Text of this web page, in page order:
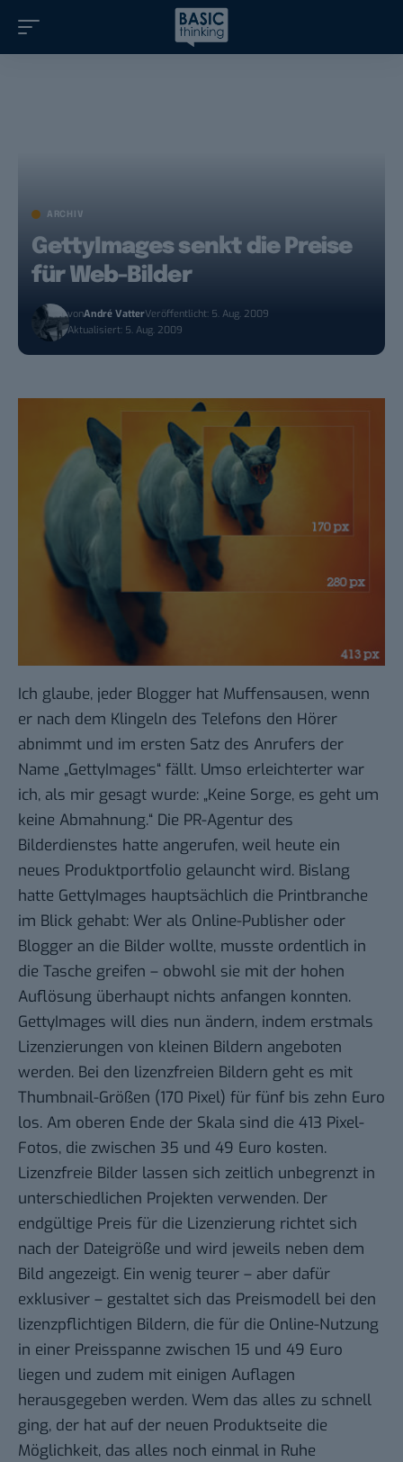
ARCHIV
GettyImages senkt die Preise
für Web-Bilder
vonAndré VatterVeröffentlicht: 5. Aug. 2009
Aktualisiert: 5. Aug. 2009
Ich glaube, jeder Blogger hat Muffensausen, wenn
er nach dem Klingeln des Telefons den Hörer
abnimmt und im ersten Satz des Anrufers der
Name „GettyImages“ fällt. Umso erleichterter war
ich, als mir gesagt wurde: „Keine Sorge, es geht um
keine Abmahnung.“ Die PR-Agentur des
Bilderdienstes hatte angerufen, weil heute ein
neues Produktportfolio gelauncht wird. Bislang
hatte GettyImages hauptsächlich die Printbranche
im Blick gehabt: Wer als Online-Publisher oder
Blogger an die Bilder wollte, musste ordentlich in
die Tasche greifen – obwohl sie mit der hohen
Auflösung überhaupt nichts anfangen konnten.
GettyImages will dies nun ändern, indem erstmals
Lizenzierungen von kleinen Bildern angeboten
werden. Bei den lizenzfreien Bildern geht es mit
Thumbnail-Größen (170 Pixel) für fünf bis zehn Euro
los. Am oberen Ende der Skala sind die 413 Pixel-
Fotos, die zwischen 35 und 49 Euro kosten.
Lizenzfreie Bilder lassen sich zeitlich unbegrenzt in
unterschiedlichen Projekten verwenden. Der
endgültige Preis für die Lizenzierung richtet sich
nach der Dateigröße und wird jeweils neben dem
Bild angezeigt. Ein wenig teurer – aber dafür
exklusiver – gestaltet sich das Preismodell bei den
lizenzpflichtigen Bildern, die für die Online-Nutzung
in einer Preisspanne zwischen 15 und 49 Euro
liegen und zudem mit einigen Auflagen
herausgegeben werden. Wem das alles zu schnell
ging, der hat auf der neuen Produktseite die
Möglichkeit, das alles noch einmal in Ruhe